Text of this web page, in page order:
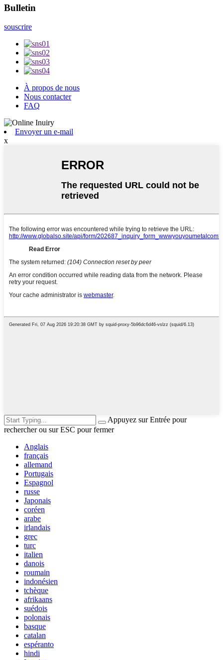
Bulletin
souscrire
À propos de nous
Nous contacter
FAQ
Envoyer un e-mail
x
Appuyez sur Entrée pour
rechercher ou sur ESC pour fermer
Anglais
français
allemand
Portugais
Espagnol
russe
Japonais
coréen
arabe
irlandais
grec
turc
italien
danois
roumain
indonésien
tchèque
afrikaans
suédois
polonais
basque
catalan
espéranto
hindi